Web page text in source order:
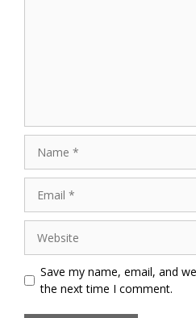
Save my name, email, and
the next time I comment.